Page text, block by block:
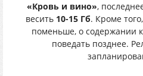
«Кровь и вино»,
весить 10-15 Гб. Кроме
поменьше, о содержании
поведать позднее.